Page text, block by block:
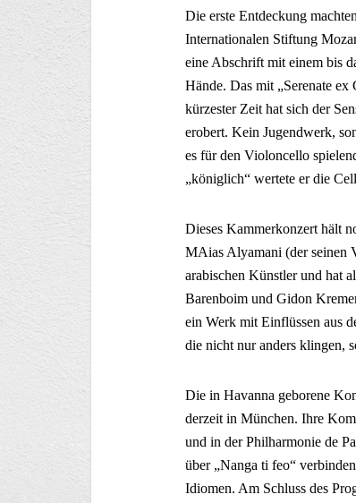
Die erste Entdeckung
Internationalen Stiftung
eine Abschrift mit einem bis
Hände. Das mit „Serenate
kürzester Zeit hat sich der
erobert. Kein Jugendwerk,
es für den Violoncello
„königlich“ wertete er die
Dieses Kammerkonzert hält
MAias Alyamani (der seinen
arabischen Künstler und hat
Barenboim und Gidon
ein Werk mit Einflüssen aus
die nicht nur anders klingen,
Die in Havanna geborene
derzeit in München. Ihre
und in der Philharmonie de
über „Nanga ti feo“
Idiomen. Am Schluss des